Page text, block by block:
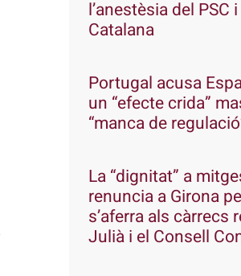
l’anestèsia del PSC
Catalana
Portugal acusa
un “efecte crida”
“manca de
La “dignitat” a
renuncia a Girona
s’aferra als càrrecs
Julià i el Consell